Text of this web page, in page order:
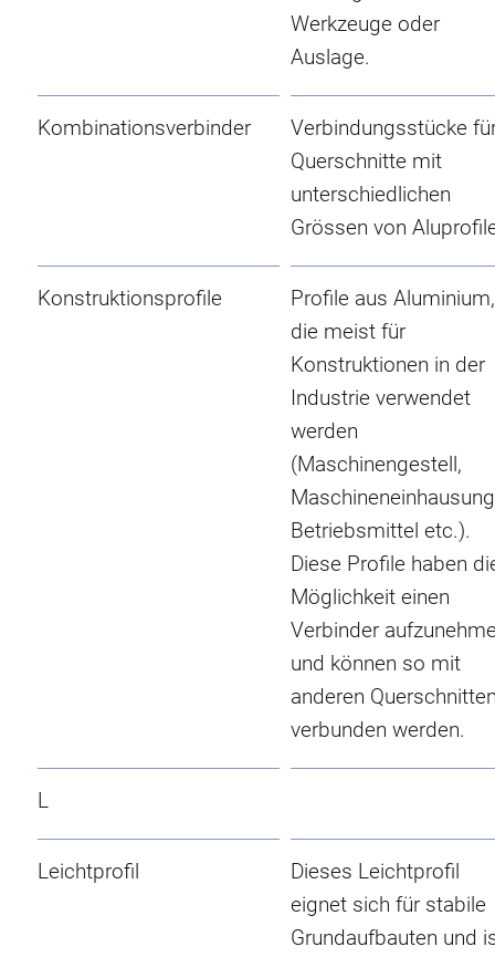
Werkzeuge oder
Auslage.
Kombinationsverbinder
Verbindungsstücke
Querschnitte mit
unterschiedlichen
Grössen von
Konstruktionsprofile
Profile aus Aluminium,
die meist für
Konstruktionen in der
Industrie verwendet
werden
(Maschinengestell,
Betriebsmittel etc.).
Diese Profile haben
Möglichkeit einen
Verbinder
und können so mit
anderen
verbunden werden.
L
Leichtprofil
Dieses Leichtprofil
eignet sich für stabile
Grundaufbauten und